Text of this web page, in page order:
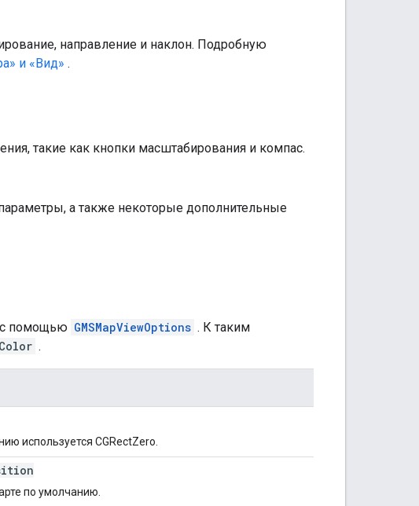
направление и наклон. Подробную
и «Вид» .
такие как кнопки масштабирования и компас.
а также некоторые дополнительные
с помощью GMSMapViewOptions . К таким
.
используется CGRectZero.
по умолчанию.